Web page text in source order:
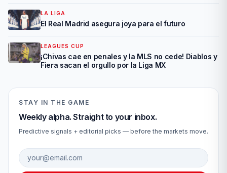
LA LIGA
El Real Madrid asegura joya para el futuro
LEAGUES CUP
¡Chivas cae en penales y la MLS no cede! Diablos y
Fiera sacan el orgullo por la Liga MX
STAY IN THE GAME
Weekly alpha. Straight to your inbox.
Predictive signals + editorial picks — before the markets move.
Email address